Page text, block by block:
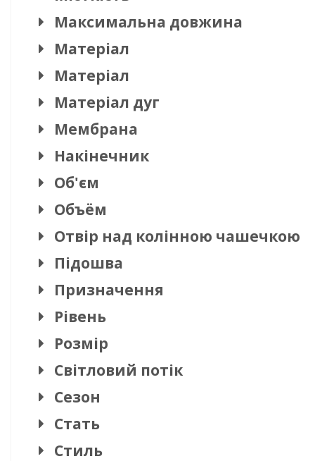
Максимальна довжина
Матеріал
Матеріал
Матеріал дуг
Мембрана
Накінечник
Об'єм
Объём
Отвір над колінною чашечкою
Підошва
Призначення
Рівень
Розмір
Світловий потік
Сезон
Стать
Стиль